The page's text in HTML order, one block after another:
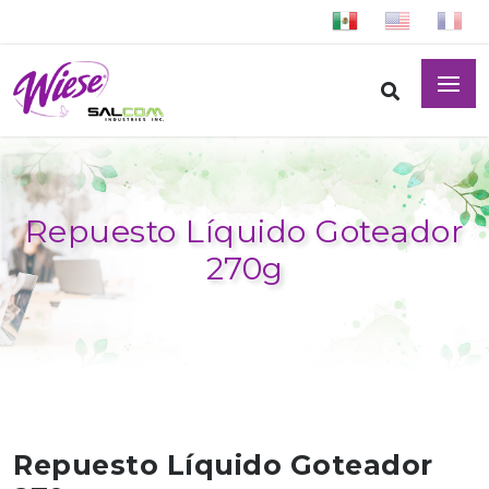
Repuesto Líquido Goteador
270g
Repuesto Líquido Goteador